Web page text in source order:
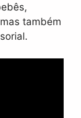
também